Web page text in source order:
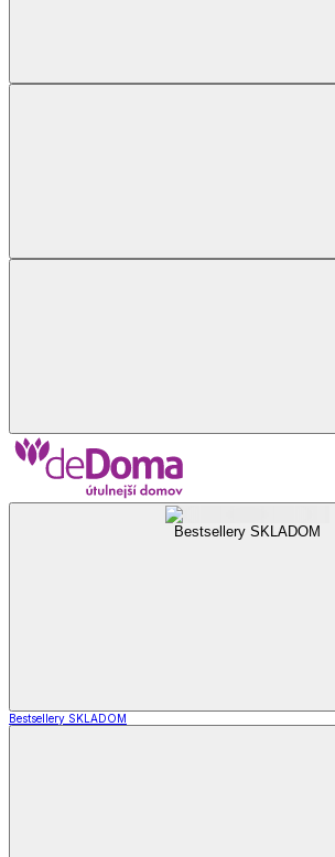
Bestsellery SKLADOM
Bestsellery SKLADOM